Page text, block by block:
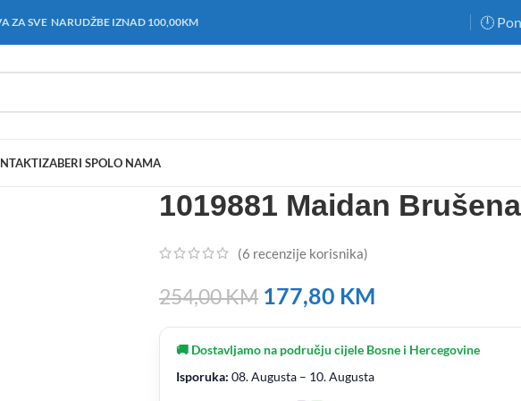
ZA SVE NARUDŽBE IZNAD 100,00KM 🕛
IZABERI SPOLO NAMA
1019881 Maidan
(6 recenzije korisnika)
254,00KM 177,80 KM
🚚 Dostavljamo na području cijele Bosne i Hercegovine
Isporuka: 08. Augusta – 10. Augusta